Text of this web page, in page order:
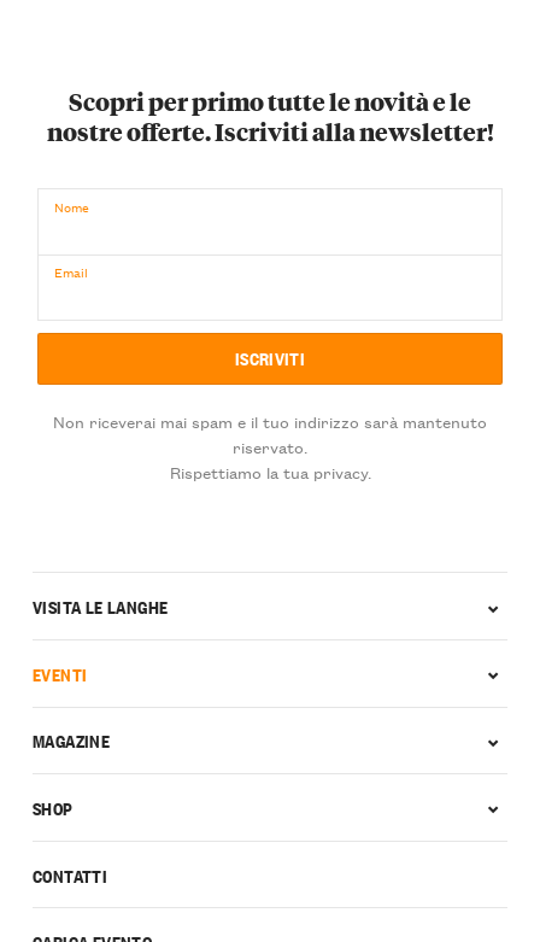
Scopri per primo tutte le novità e le
nostre offerte. Iscriviti alla newsletter!
Nome
Email
Non riceverai mai spam e il tuo indirizzo sarà mantenuto
riservato.
Rispettiamo la tua privacy.
CONTATTI
VISITA LE LANGHE
EVENTI
MAGAZINE
SHOP